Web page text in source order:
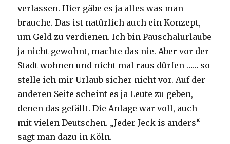
verlassen. Hier gäbe es ja alles was man
brauche. Das ist natürlich auch ein Konzept,
um Geld zu verdienen. Ich bin Pauschalurlaube
ja nicht gewohnt, machte das nie. Aber vor der
Stadt wohnen und nicht mal raus dürfen …… so
stelle ich mir Urlaub sicher nicht vor. Auf der
anderen Seite scheint es ja Leute zu geben,
denen das gefällt. Die Anlage war voll, auch
mit vielen Deutschen. „Jeder Jeck is anders“
sagt man dazu in Köln.